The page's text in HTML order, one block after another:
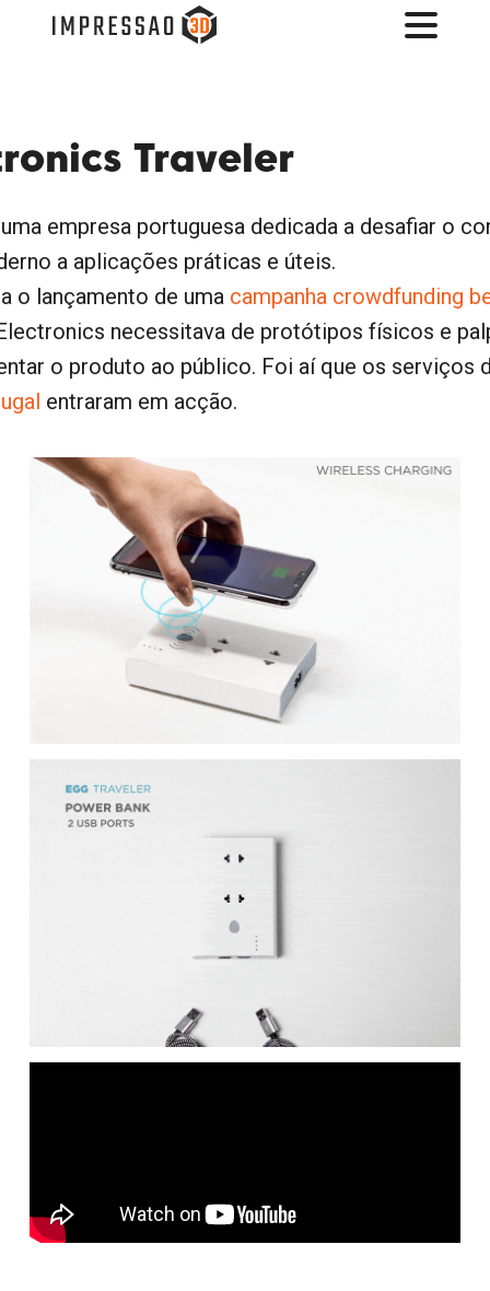
Traveler
empresa portuguesa dedicada a desafiar o
a aplicações práticas e úteis.
o lançamento de uma campanha crowdfunding
necessitava de protótipos físicos e
o produto ao público. Foi aí que os serviços
entraram em acção.